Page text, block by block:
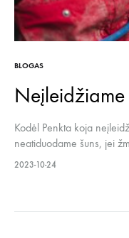
BLOGAS
Kodėl Penkta koja
neatiduodame šuns, jei
prieglaudos patalpas
2023-10-24